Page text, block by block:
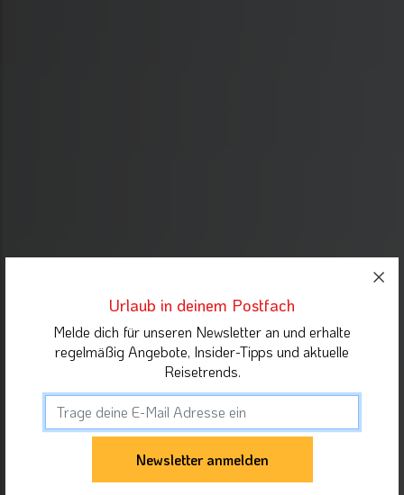
Urlaub in deinem Postfach
Melde dich für unseren Newsletter an und erhalte
regelmäßig Angebote, Insider-Tipps und aktuelle
Reisetrends.